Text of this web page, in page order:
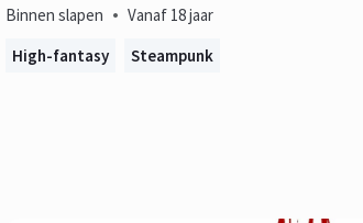
Binnen slapen • Vanaf 18 jaar
High-fantasy
Steampunk